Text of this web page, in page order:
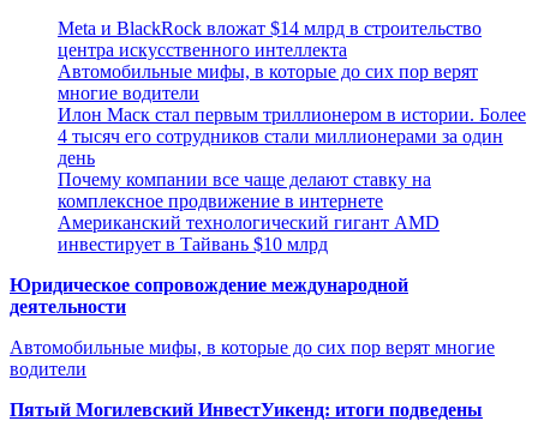
Meta и BlackRock вложат $14 млрд в строительство
центра искусственного интеллекта
Автомобильные мифы, в которые до сих пор верят
многие водители
Илон Маск стал первым триллионером в истории. Более
4 тысяч его сотрудников стали миллионерами за один
день
Почему компании все чаще делают ставку на
комплексное продвижение в интернете
Американский технологический гигант AMD
инвестирует в Тайвань $10 млрд
Юридическое сопровождение международной
деятельности
Автомобильные мифы, в которые до сих пор верят многие
водители
Пятый Могилевский ИнвестУикенд: итоги подведены